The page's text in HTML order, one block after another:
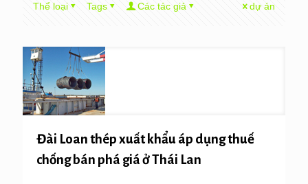
Thể loại Tags Các tác giả dự án
Đài Loan thép xuất khẩu áp dụng thuế
chống bán phá giá ở Thái Lan